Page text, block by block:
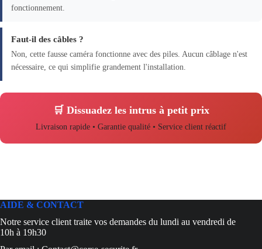
fonctionnement.
Faut-il des câbles ?
Non, cette fausse caméra fonctionne avec des piles. Aucun câblage n'est
nécessaire, ce qui simplifie grandement l'installation.
🛒 Dissuadez les intrus à petit prix
Livraison rapide • Garantie qualité • Service client réactif
AIDE & CONTACT
Notre service client traite vos demandes du lundi au vendredi de
10h à 19h30